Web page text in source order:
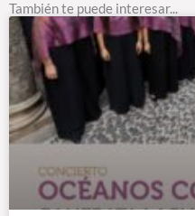
También te puede interesar...